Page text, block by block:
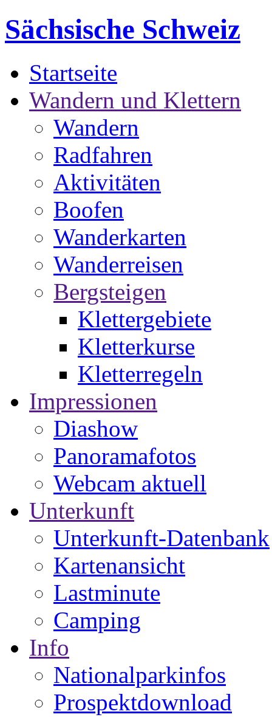
Sächsische Schweiz
Startseite
Wandern und Klettern
Wandern
Radfahren
Aktivitäten
Boofen
Wanderkarten
Wanderreisen
Bergsteigen
Klettergebiete
Kletterkurse
Kletterregeln
Impressionen
Diashow
Panoramafotos
Webcam aktuell
Unterkunft
Unterkunft-Datenbank
Kartenansicht
Lastminute
Camping
Info
Nationalparkinfos
Prospektdownload